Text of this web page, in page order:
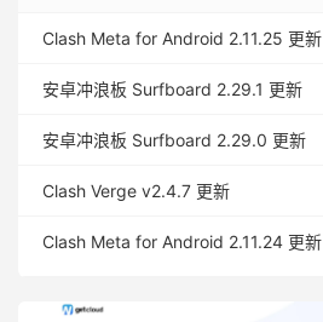
Clash Meta for Android 2.11.25 更新
安卓冲浪板 Surfboard 2.29.1 更新
安卓冲浪板 Surfboard 2.29.0 更新
Clash Verge v2.4.7 更新
Clash Meta for Android 2.11.24 更新